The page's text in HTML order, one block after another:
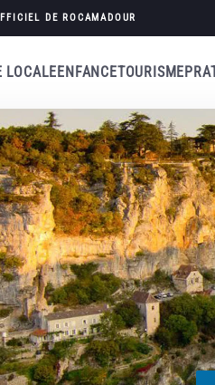
DE ROCAMADOUR
LOCALEENFANCETOURISME